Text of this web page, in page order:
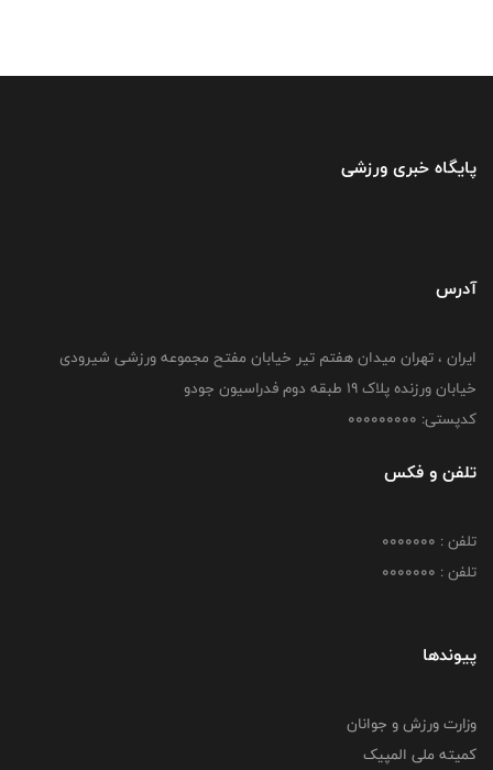
پایگاه خبری ورزشی
آدرس
ایران ، تهران میدان هفتم تیر خیابان مفتح مجموعه ورزشی شیرودی
خیابان ورزنده پلاک ۱۹ طبقه دوم فدراسیون جودو
کدپستی: 000000000
تلفن و فکس
تلفن : 0000000
تلفن : 0000000
پیوندها
وزارت ورزش و جوانان
کمیته ملی المپیک